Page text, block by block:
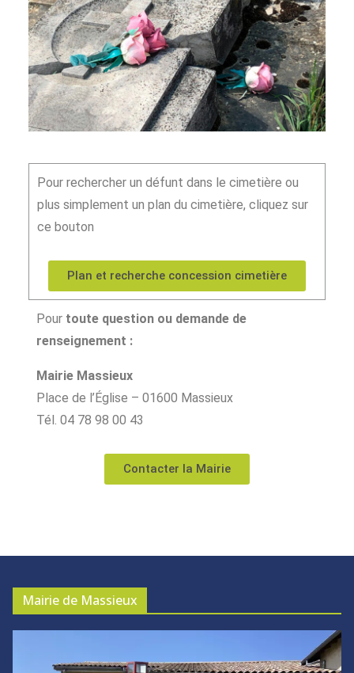
Pour rechercher un défunt dans le cimetière ou
plus simplement un plan du cimetière, cliquez sur
ce bouton
Plan et recherche concession cimetière
Pour toute question ou demande de
renseignement :
Mairie Massieux
Place de l’Église – 01600 Massieux
Tél. 04 78 98 00 43
Contacter la Mairie
Mairie de Massieux